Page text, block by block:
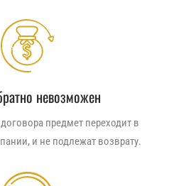
невозможен
предмет переходит в
и не подлежат возврату.